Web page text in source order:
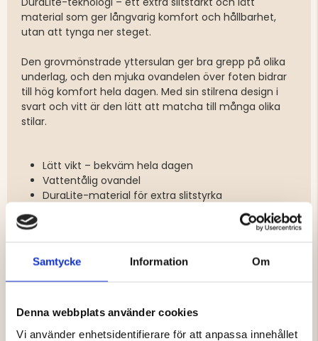
Samtycke Information Om
Denna webbplats använder cookies
Vi använder enhetsidentifierare för att anpassa innehållet
material som ger långvarig komfort och hållbarhet,
utan att tynga ner steget.
Den grovmönstrade yttersulan ger bra grepp på olika
underlag, och den mjuka ovandelen över foten bidrar
till hög komfort hela dagen. Med sin stilrena design i
svart och vitt är den lätt att matcha till många olika
stilar.
Lätt vikt – bekväm hela dagen
Vattentålig ovandel
DuraLite-material för extra slitstyrka
Mjuk ovandel över foten för hög komfort
Varumärke